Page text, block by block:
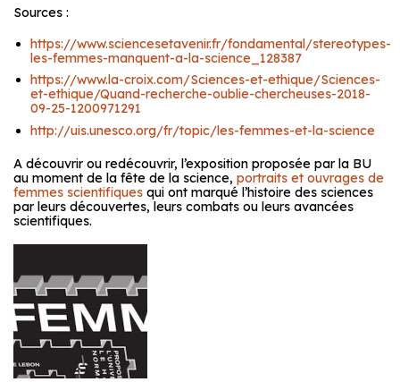
Sources :
https://www.sciencesetavenir.fr/fondamental/stereotypes-
les-femmes-manquent-a-la-science_128387
https://www.la-croix.com/Sciences-et-ethique/Sciences-
et-ethique/Quand-recherche-oublie-chercheuses-2018-
09-25-1200971291
http://uis.unesco.org/fr/topic/les-femmes-et-la-science
A découvrir ou redécouvrir, l’exposition proposée par la BU
au moment de la fête de la science, portraits et ouvrages de
femmes scientifiques qui ont marqué l’histoire des sciences
par leurs découvertes, leurs combats ou leurs avancées
scientifiques.